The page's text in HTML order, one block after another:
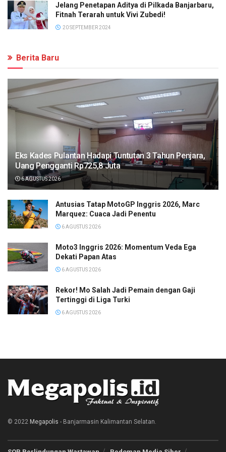
Jelang Penetapan Aditya di Pilkada Banjarbaru,
Fitnah Terarah untuk Vivi Zubedi!
20 SEPTEMBER 2024
Berita Baru
Eks Kades Pulantan Hadapi Tuntutan 3 Tahun Penjara,
Uang Pengganti Rp725,8 Juta
6 AGUSTUS 2026
Antusias Tatap MotoGP Inggris 2026, Marc
Marquez: Cuaca Jadi Penentu
6 AGUSTUS 2026
Moto3 Inggris 2026: Momentum Veda Ega
Dekati Papan Atas
6 AGUSTUS 2026
Rekor! Mo Salah Jadi Pemain dengan Gaji
Tertinggi di Liga Turki
6 AGUSTUS 2026
© 2022 Megapolis - Banjarmasin Kalimantan Selatan.